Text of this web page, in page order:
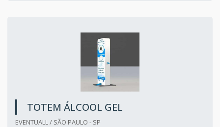
TOTEM ÁLCOOL GEL
EVENTUALL / SÃO PAULO - SP